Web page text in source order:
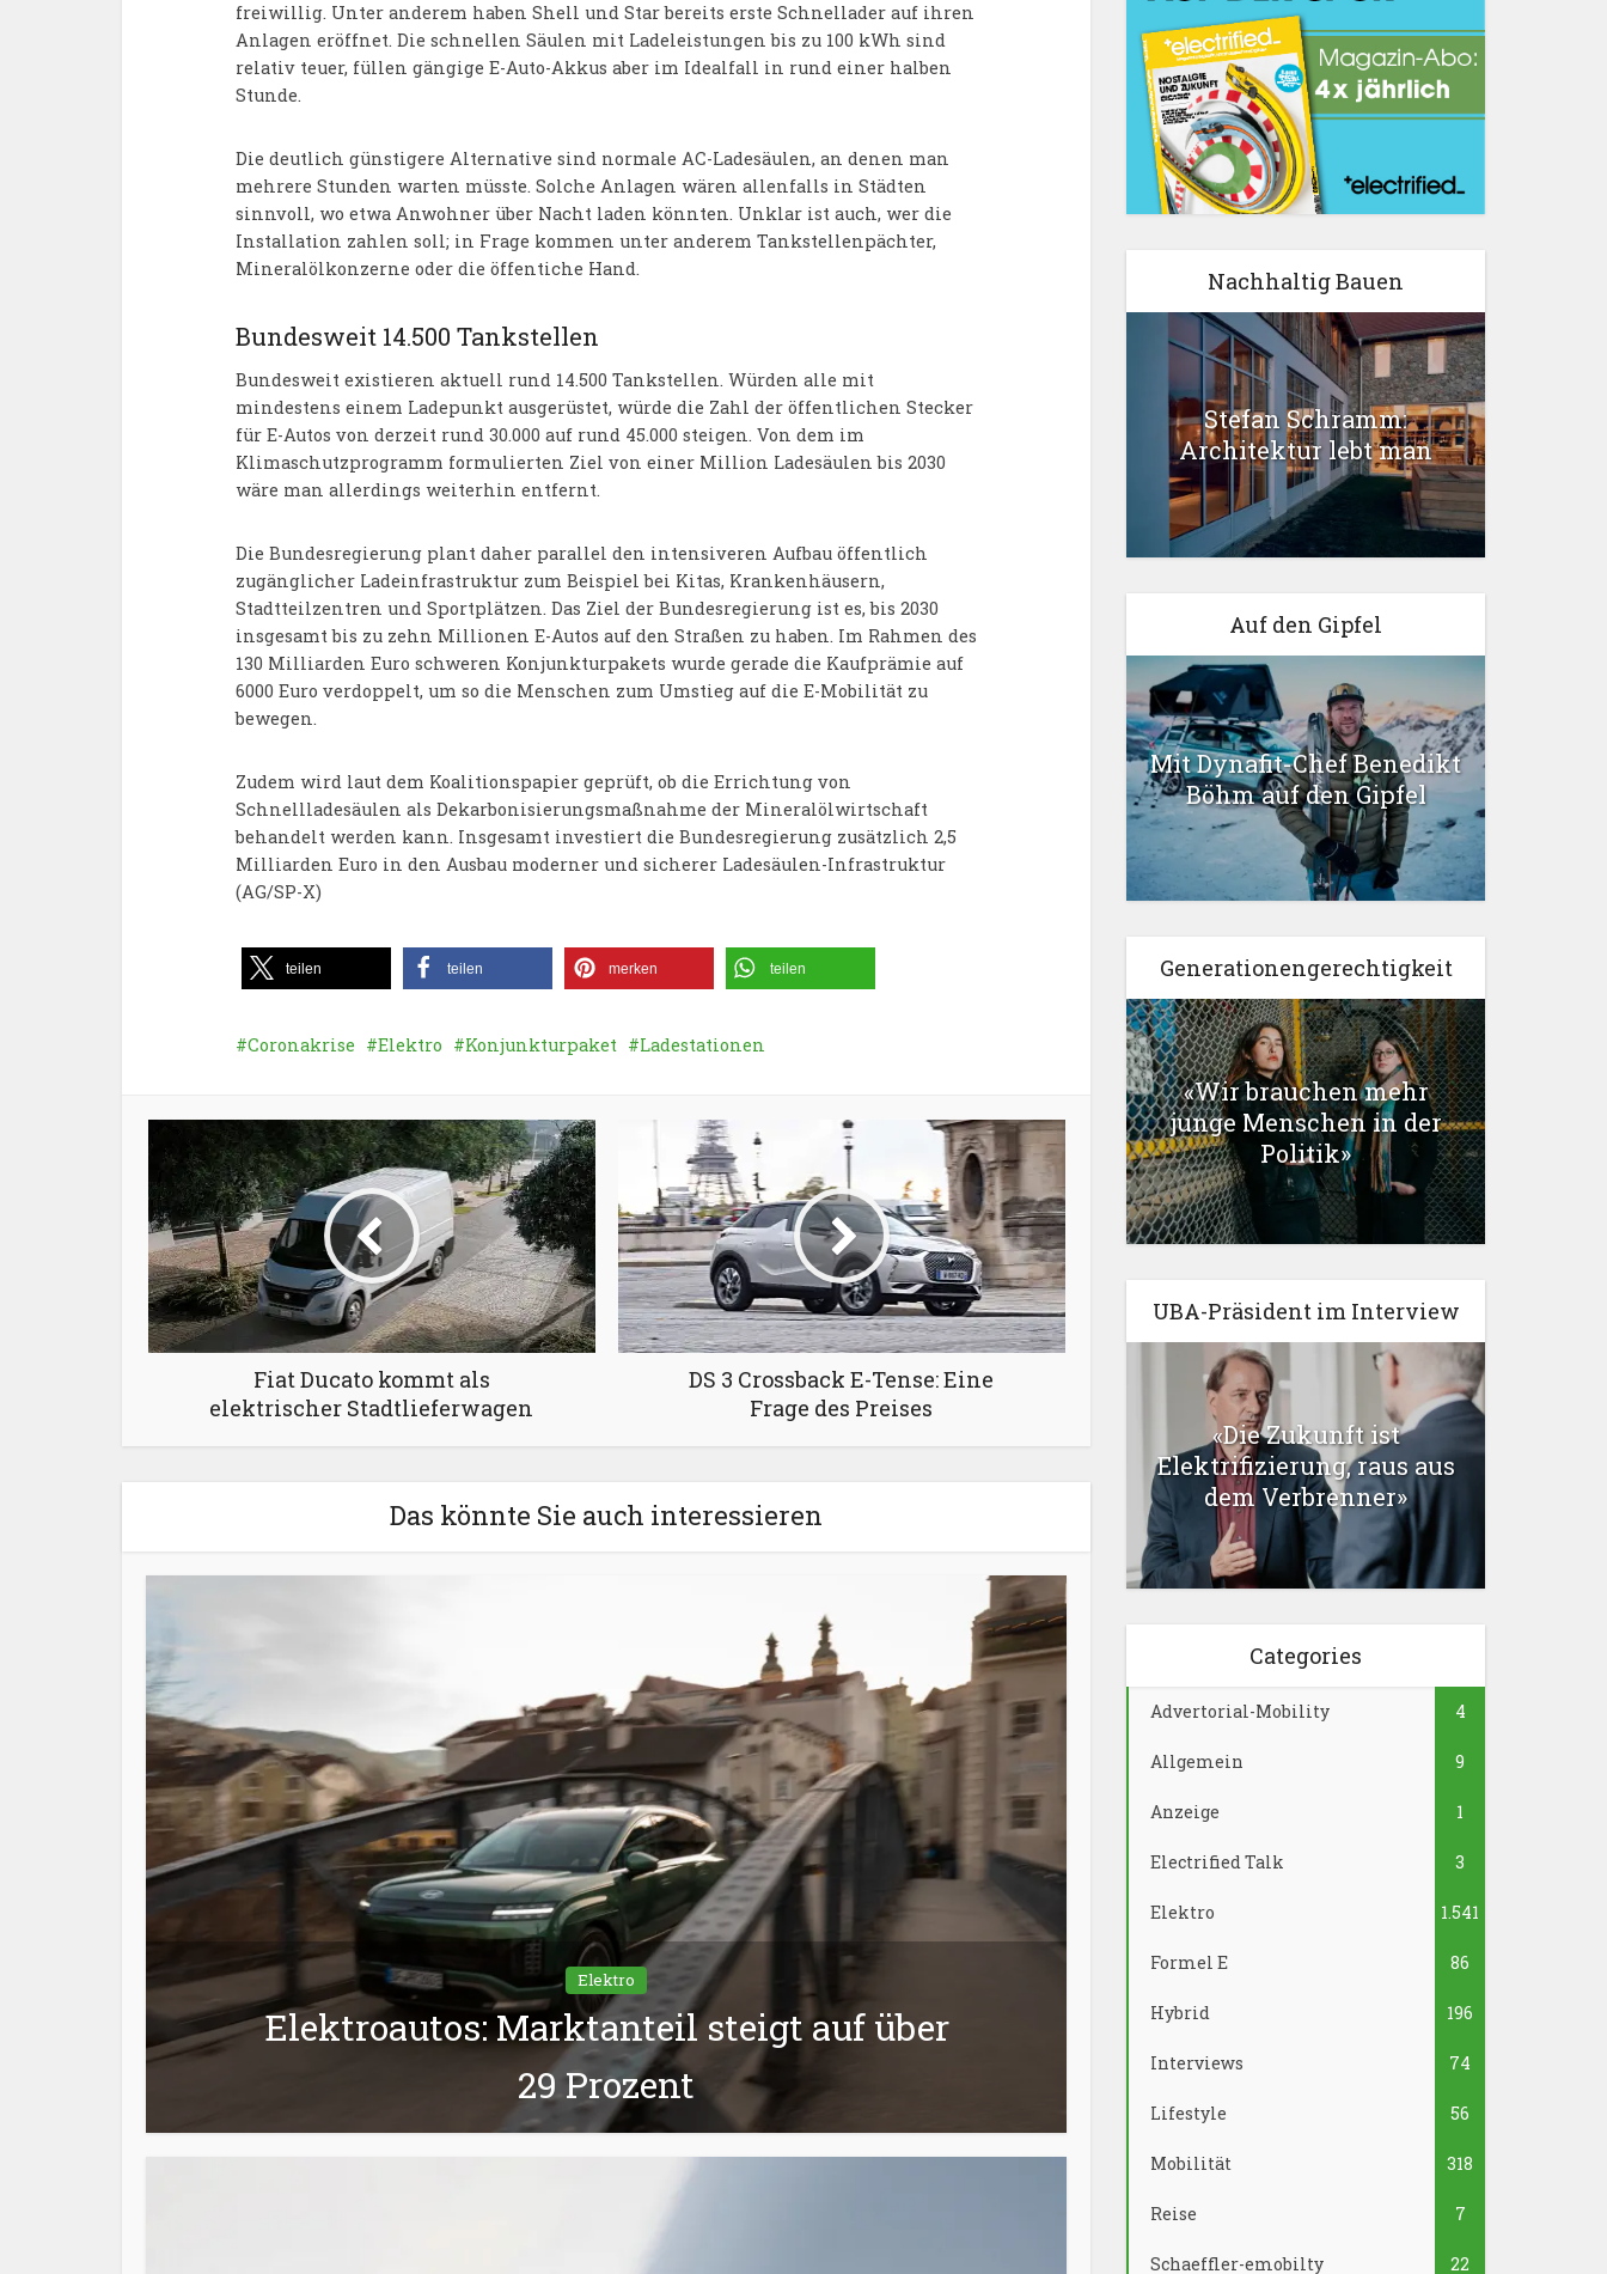
freiwillig. Unter anderem haben Shell und Star bereits erste Schnellader auf ihren
Anlagen eröffnet. Die schnellen Säulen mit Ladeleistungen bis zu 100 kWh sind
relativ teuer, füllen gängige E-Auto-Akkus aber im Idealfall in rund einer halben
Stunde.
Die deutlich günstigere Alternative sind normale AC-Ladesäulen, an denen man
mehrere Stunden warten müsste. Solche Anlagen wären allenfalls in Städten
sinnvoll, wo etwa Anwohner über Nacht laden könnten. Unklar ist auch, wer die
Installation zahlen soll; in Frage kommen unter anderem Tankstellenpächter,
Mineralölkonzerne oder die öffentiche Hand.
Bundesweit 14.500 Tankstellen
Bundesweit existieren aktuell rund 14.500 Tankstellen. Würden alle mit
mindestens einem Ladepunkt ausgerüstet, würde die Zahl der öffentlichen Stecker
für E-Autos von derzeit rund 30.000 auf rund 45.000 steigen. Von dem im
Klimaschutzprogramm formulierten Ziel von einer Million Ladesäulen bis 2030
wäre man allerdings weiterhin entfernt.
Die Bundesregierung plant daher parallel den intensiveren Aufbau öffentlich
zugänglicher Ladeinfrastruktur zum Beispiel bei Kitas, Krankenhäusern,
Stadtteilzentren und Sportplätzen. Das Ziel der Bundesregierung ist es, bis 2030
insgesamt bis zu zehn Millionen E-Autos auf den Straßen zu haben. Im Rahmen des
130 Milliarden Euro schweren Konjunkturpakets wurde gerade die Kaufprämie auf
6000 Euro verdoppelt, um so die Menschen zum Umstieg auf die E-Mobilität zu
bewegen.
Zudem wird laut dem Koalitionspapier geprüft, ob die Errichtung von
Schnellladesäulen als Dekarbonisierungsmaßnahme der Mineralölwirtschaft
behandelt werden kann. Insgesamt investiert die Bundesregierung zusätzlich 2,5
Milliarden Euro in den Ausbau moderner und sicherer Ladesäulen-Infrastruktur
(AG/SP-X)
teilen teilen merken teilen
Coronakrise Elektro Konjunkturpaket Ladestationen
Fiat Ducato kommt als
elektrischer Stadtlieferwagen
DS 3 Crossback E-Tense: Eine
Frage des Preises
Das könnte Sie auch interessieren
Elektro
Elektroautos: Marktanteil steigt auf über
29 Prozent
Nachhaltig Bauen
Stefan Schramm:
Architektur lebt man
Auf den Gipfel
Mit Dynafit-Chef Benedikt
Böhm auf den Gipfel
Generationengerechtigkeit
«Wir brauchen mehr
junge Menschen in der
Politik»
UBA-Präsident im Interview
«Die Zukunft ist
Elektrifizierung, raus aus
dem Verbrenner»
Categories
Advertorial-Mobility 4
Allgemein 9
Anzeige 1
Electrified Talk 3
Elektro 1.541
Formel E 86
Hybrid 196
Interviews 74
Lifestyle 56
Mobilität 318
Reise 7
Schaeffler-emobilty 22